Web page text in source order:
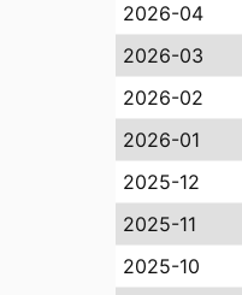
2026-04
2026-03
2026-02
2026-01
2025-12
2025-11
2025-10